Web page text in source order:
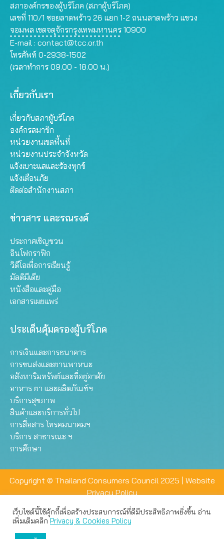
สภาองค์กรของผู้บริโภค (สภาผู้บริโภค)
เลขที่ 110/1 ซอยลาดพร้าว 26 แยก 1-2 ถนนลาดพร้าว แขวง
จอมพล เขตจตุจักรกรุงเทพมหานคร 10900
E-mail : contact@tcc.or.th
โทรศัพท์ 0-2938-1502
(เวลาทำการ 09.00 - 18.00 น.)
เกี่ยวกับเรา
เกี่ยวกับสภาผู้บริโภค
องค์กรสมาชิก
หน่วยงานเขตพื้นที่
หน่วยงานประจำจังหวัด
แจ้งเบาะแสและร้องทุกข์
แจ้งเตือนภัย
ติดต่อสำนักงานสภา
ข่าวสาร และรณรงค์
ประกาศเชิญชวน
อินโฟกราฟิก
วิดีโอเพื่อการเรียนรู้
มัลติมีเดีย
หนังสือและคู่มือ
เอกสารเผยแพร่
ประเด็นคุ้มครองผู้บริโภค
การเงินและการธนาคาร
การขนส่งและยานพาหนะ
อสังหาริมทรัพย์และที่อยู่อาศัย
อาหาร ยา และผลิตภัณฑ์ฯ
บริการสุขภาพ
สินค้าและบริการทั่วไป
การสื่อสาร โทรคมนาคมฯ
บริการ สาธารณะ ฯ
การศึกษา
Copyright © Thailand Consumers Council 2025 | Website
Privacy Policy
เว็บไซต์นี้ใช้คุ้กกี้เพื่อสร้างประสบการณ์ที่ดีมีประสิทธิภาพยิ่งขึ้น อ่าน
เพิ่มเติมคลิกPrivacy & Cookies Policy
เว็บไซต์นี้ใช้คุกกี้เพื่อมอบประสบการณ์การใช้งานที่ดีให้แก่ท่าน คุณ
สามารถเลือกตั้งค่าความเป็นส่วนตัวได้